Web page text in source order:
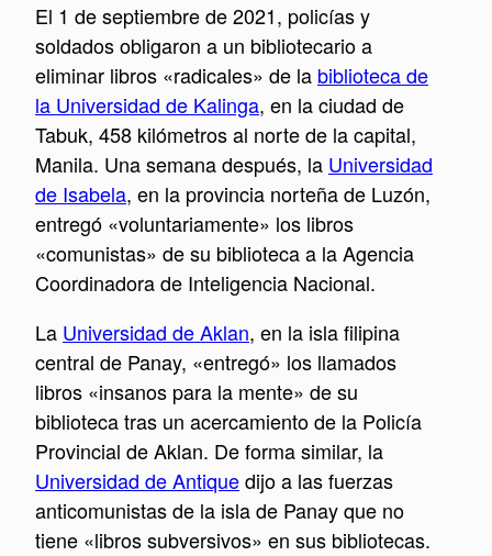
El 1 de septiembre de 2021, policías y
soldados obligaron a un bibliotecario a
eliminar libros «radicales» de la biblioteca de
la Universidad de Kalinga, en la ciudad de
Tabuk, 458 kilómetros al norte de la capital,
Manila. Una semana después, la Universidad
de Isabela, en la provincia norteña de Luzón,
entregó «voluntariamente» los libros
«comunistas» de su biblioteca a la Agencia
Coordinadora de Inteligencia Nacional.
La Universidad de Aklan, en la isla filipina
central de Panay, «entregó» los llamados
libros «insanos para la mente» de su
biblioteca tras un acercamiento de la Policía
Provincial de Aklan. De forma similar, la
Universidad de Antiquedijo a las fuerzas
anticomunistas de la isla de Panay que no
tiene «libros subversivos» en sus bibliotecas.